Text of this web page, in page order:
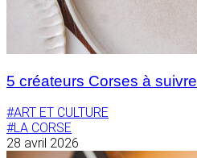
5 créateurs Corses à suivre
#ART ET CULTURE
#LA CORSE
28 avril 2026